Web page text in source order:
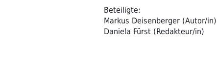
Beteiligte:
Markus Deisenberger (Autor/in)
Daniela Fürst (Redakteur/in)